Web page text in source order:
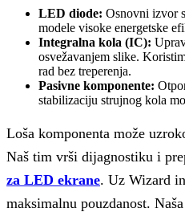
LED diode: Osnovni izvor
modele visoke energetske
Integralna kola (IC):
osvežavanjem slike.
rad bez treperenja.
Pasivne komponente:
stabilizaciju strujnog kola
Loša komponenta može
Naš tim vrši dijagnostiku i
za LED ekrane. Uz Wizard
maksimalnu pouzdanost.